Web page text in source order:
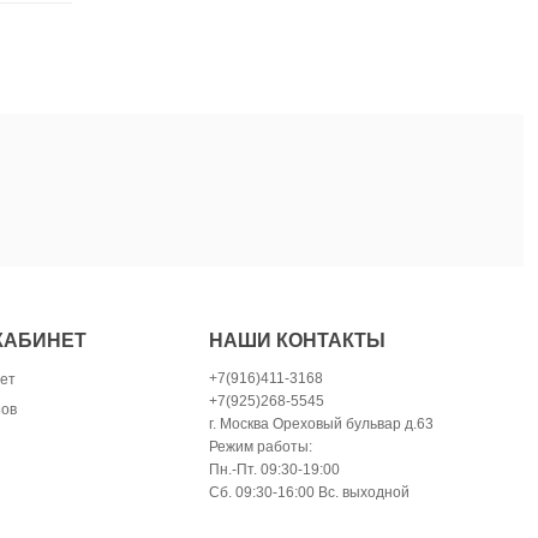
НАШИ КОНТАКТЫ
+7(916)411-3168
+7(925)268-5545
г. Москва Ореховый бульвар д.63
Режим работы:
Пн.-Пт. 09:30-19:00
Сб. 09:30-16:00 Вс. выходной